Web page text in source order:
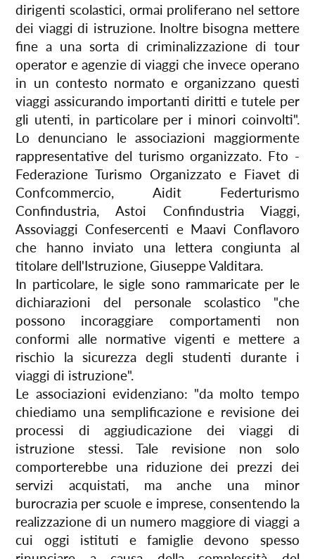
dirigenti scolastici, ormai proliferano nel settore
dei viaggi di istruzione. Inoltre bisogna mettere
fine a una sorta di criminalizzazione di tour
operator e agenzie di viaggi che invece operano
in un contesto normato e organizzano questi
viaggi assicurando importanti diritti e tutele per
gli utenti, in particolare per i minori coinvolti".
Lo denunciano le associazioni maggiormente
rappresentative del turismo organizzato. Fto -
Federazione Turismo Organizzato e Fiavet di
Confcommercio, Aidit Federturismo
Confindustria, Astoi Confindustria Viaggi,
Assoviaggi Confesercenti e Maavi Conflavoro
che hanno inviato una lettera congiunta al
titolare dell'Istruzione, Giuseppe Valditara.
In particolare, le sigle sono rammaricate per le
dichiarazioni del personale scolastico "che
possono incoraggiare comportamenti non
conformi alle normative vigenti e mettere a
rischio la sicurezza degli studenti durante i
viaggi di istruzione".
Le associazioni evidenziano: "da molto tempo
chiediamo una semplificazione e revisione dei
processi di aggiudicazione dei viaggi di
istruzione stessi. Tale revisione non solo
comporterebbe una riduzione dei prezzi dei
servizi acquistati, ma anche una minor
burocrazia per scuole e imprese, consentendo la
realizzazione di un numero maggiore di viaggi a
cui oggi istituti e famiglie devono spesso